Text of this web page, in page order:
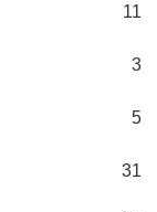
11
3
5
31